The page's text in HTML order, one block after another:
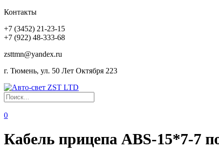
Контакты
+7 (3452) 21-23-15
+7 (922) 48-333-68
zsttmn@yandex.ru
г. Тюмень, ул. 50 Лет Октября 223
0
Кабель прицепа ABS-15*7-7